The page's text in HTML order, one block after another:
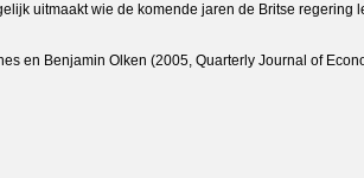
uitmaakt wie de komende jaren de Britse regering
en Benjamin Olken (2005, Quarterly Journal of